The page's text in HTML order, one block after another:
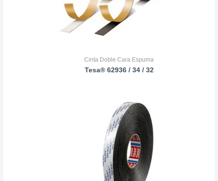
Cinta Doble Cara Espuma
Tesa® 62936 / 34 / 32